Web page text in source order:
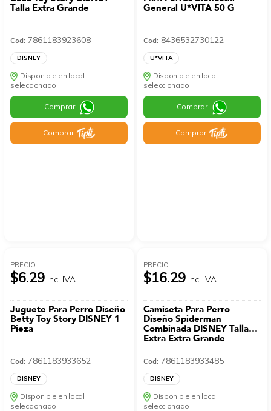
Talla Extra Grande
Cod: 7861183923608
DISNEY
Disponible en local
seleccionado
Comprar
Comprar
General U*VITA 50 G
Cod: 8436532730122
U*VITA
Disponible en local
seleccionado
Comprar
Comprar
PRECIO
$6.29 Inc. IVA
Juguete Para Perro Diseño
Betty Toy Story DISNEY 1
Pieza
Cod: 7861183933652
DISNEY
Disponible en local
seleccionado
PRECIO
$16.29 Inc. IVA
Camiseta Para Perro
Diseño Spiderman
Combinada DISNEY Talla
Extra Extra Grande
Cod: 7861183933485
DISNEY
Disponible en local
seleccionado